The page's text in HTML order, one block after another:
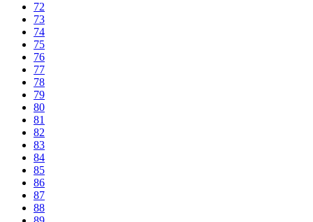
72
73
74
75
76
77
78
79
80
81
82
83
84
85
86
87
88